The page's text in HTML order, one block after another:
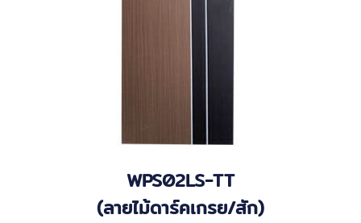
WPS02LS-TT
(ลายไม้ดาร์คเกรย/สัก)